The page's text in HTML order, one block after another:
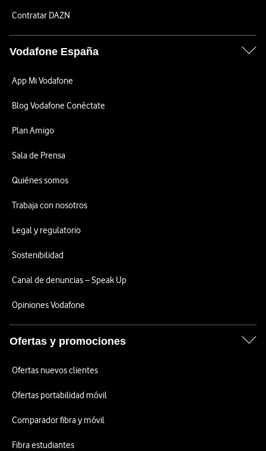
Contratar DAZN
Vodafone España
App Mi Vodafone
Blog Vodafone Conéctate
Plan Amigo
Sala de Prensa
Quiénes somos
Trabaja con nosotros
Legal y regulatorio
Sostenibilidad
Canal de denuncias – Speak Up
Opiniones Vodafone
Ofertas y promociones
Ofertas nuevos clientes
Ofertas portabilidad móvil
Comparador fibra y móvil
Fibra estudiantes